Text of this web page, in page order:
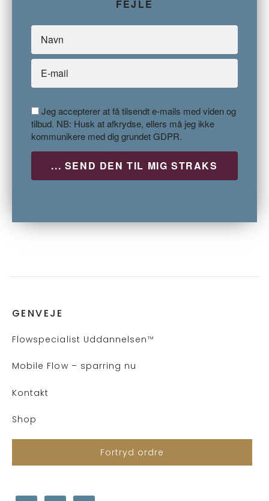
FEJLE
Jeg accepterer at få tilsendt e-mails med viden og
tilbud. NB: Husk at afkrydse, ellers må jeg ikke
kommunikere med dig grundet GDPR.
GENVEJE
Flowspecialist Uddannelsen™
Mobile Flow – sparring nu
Kontakt
Shop
Fortryd ordre